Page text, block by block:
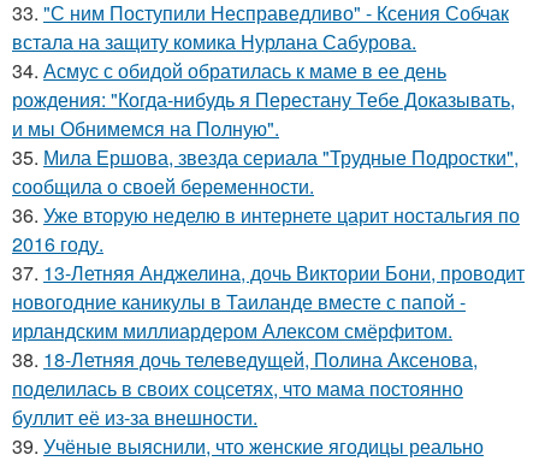
33. "С ним Поступили Несправедливо" - Ксения Собчак
встала на защиту комика Нурлана Сабурова.
34. Асмус с обидой обратилась к маме в ее день
рождения: "Когда-нибудь я Перестану Тебе Доказывать,
и мы Обнимемся на Полную".
35. Мила Ершова, звезда сериала "Трудные Подростки",
сообщила о своей беременности.
36. Уже вторую неделю в интернете царит ностальгия по
2016 году.
37. 13-Летняя Анджелина, дочь Виктории Бони, проводит
новогодние каникулы в Таиланде вместе с папой -
ирландским миллиардером Алексом смёрфитом.
38. 18-Летняя дочь телеведущей, Полина Аксенова,
поделилась в своих соцсетях, что мама постоянно
буллит её из-за внешности.
39. Учёные выяснили, что женские ягодицы реально